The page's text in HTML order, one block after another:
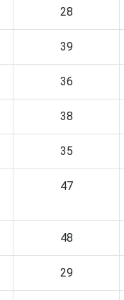
28
39
36
38
35
47
48
29